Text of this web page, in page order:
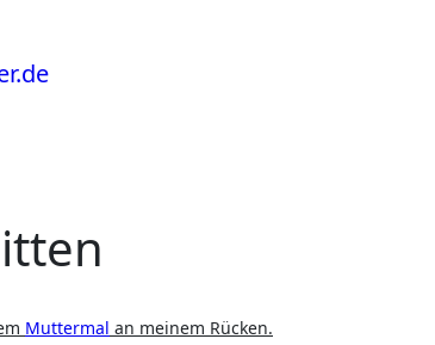
Muttermal an meinem Rücken.